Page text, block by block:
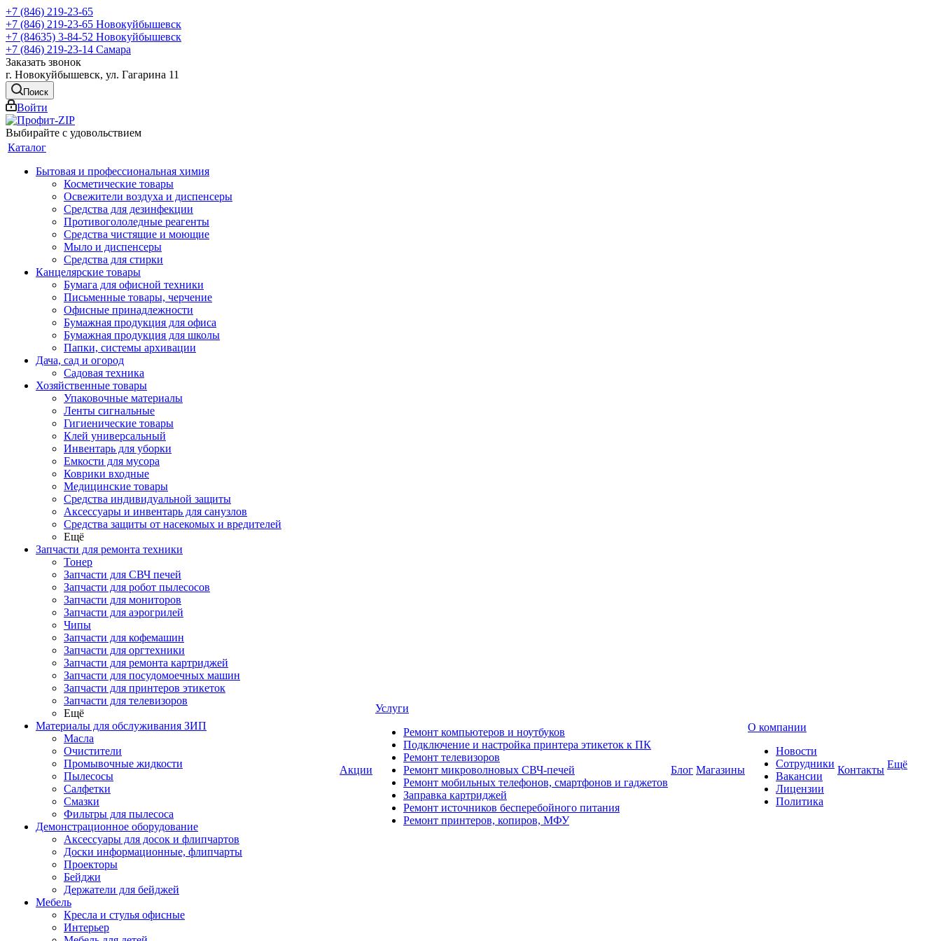
+7 (846) 219-23-65
+7 (846) 219-23-65 Новокуйбышевск
+7 (84635) 3-84-52 Новокуйбышевск
+7 (846) 219-23-14 Самара
Заказать звонок
г. Новокуйбышевск, ул. Гагарина 11
Поиск
Войти
Выбирайте с удовольствием
Каталог
Бытовая и профессиональная химия
Косметические товары
Освежители воздуха и диспенсеры
Средства для дезинфекции
Противогололедные реагенты
Средства чистящие и моющие
Мыло и диспенсеры
Средства для стирки
Канцелярские товары
Бумага для офисной техники
Письменные товары, черчение
Офисные принадлежности
Бумажная продукция для офиса
Бумажная продукция для школы
Папки, системы архивации
Дача, сад и огород
Садовая техника
Хозяйственные товары
Упаковочные материалы
Ленты сигнальные
Гигиенические товары
Клей универсальный
Инвентарь для уборки
Емкости для мусора
Коврики входные
Медицинские товары
Средства индивидуальной защиты
Аксессуары и инвентарь для санузлов
Средства защиты от насекомых и вредителей
Ещё
Запчасти для ремонта техники
Тонер
Запчасти для СВЧ печей
Запчасти для робот пылесосов
Запчасти для мониторов
Запчасти для аэрогрилей
Чипы
Запчасти для кофемашин
Запчасти для оргтехники
Запчасти для ремонта картриджей
Запчасти для посудомоечных машин
Запчасти для принтеров этикеток
Запчасти для телевизоров
Ещё
Материалы для обслуживания ЗИП
Масла
Очистители
Промывочные жидкости
Пылесосы
Салфетки
Смазки
Фильтры для пылесоса
Демонстрационное оборудование
Аксессуары для досок и флипчартов
Доски информационные, флипчарты
Проекторы
Бейджи
Держатели для бейджей
Мебель
Кресла и стулья офисные
Интерьер
Акции
Услуги
Ремонт компьютеров и ноутбуков
Подключение и настройка принтера этикеток к ПК
Ремонт телевизоров
Ремонт микроволновых СВЧ-печей
Ремонт мобильных телефонов, смартфонов и гаджетов
Заправка картриджей
Ремонт источников бесперебойного питания
Ремонт принтеров, копиров, МФУ
Блог Магазины
О компании
Новости
Сотрудники
Вакансии
Лицензии
Политика
Контакты Ещё